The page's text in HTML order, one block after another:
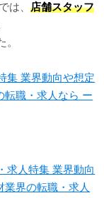
は、店舗スタッフ
集 業界動向や想定
転職・求人なら ー
求人特集 業界動向
業界の転職・求人